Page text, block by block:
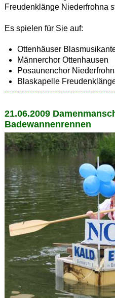
Freudenklänge Niederfrohna
Es spielen für Sie auf:
Ottenhäuser
Männerchor Ottenhausen
Posaunenchor
Blaskapelle
21.06.2009
Badewannenrennen